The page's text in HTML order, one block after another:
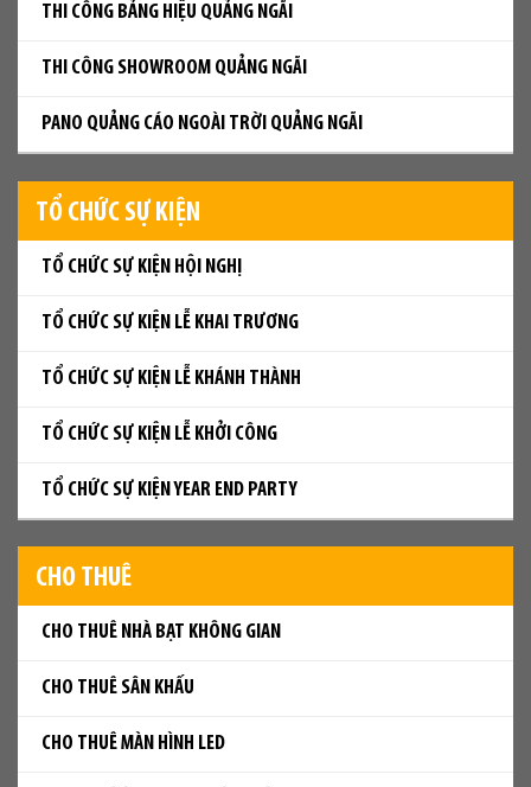
THI CÔNG BẢNG HIỆU QUẢNG NGÃI
THI CÔNG SHOWROOM QUẢNG NGÃI
PANO QUẢNG CÁO NGOÀI TRỜI QUẢNG NGÃI
TỔ CHỨC SỰ KIỆN
TỔ CHỨC SỰ KIỆN HỘI NGHỊ
TỔ CHỨC SỰ KIỆN LỄ KHAI TRƯƠNG
TỔ CHỨC SỰ KIỆN LỄ KHÁNH THÀNH
TỔ CHỨC SỰ KIỆN LỄ KHỞI CÔNG
TỔ CHỨC SỰ KIỆN YEAR END PARTY
CHO THUÊ
CHO THUÊ NHÀ BẠT KHÔNG GIAN
CHO THUÊ SÂN KHẤU
CHO THUÊ MÀN HÌNH LED